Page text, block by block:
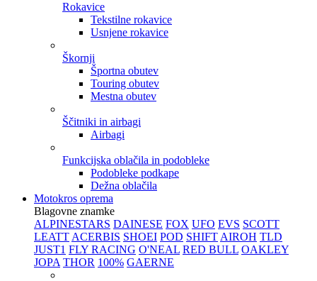
Rokavice
Tekstilne rokavice
Usnjene rokavice
Škornji
Športna obutev
Touring obutev
Mestna obutev
Ščitniki in airbagi
Airbagi
Funkcijska oblačila in podobleke
Podobleke podkape
Dežna oblačila
Motokros oprema
Blagovne znamke
ALPINESTARS DAINESE FOX UFO EVS SCOTT
LEATT ACERBIS SHOEI POD SHIFT AIROH TLD
JUST1 FLY RACING O'NEAL RED BULL OAKLEY
JOPA THOR 100% GAERNE